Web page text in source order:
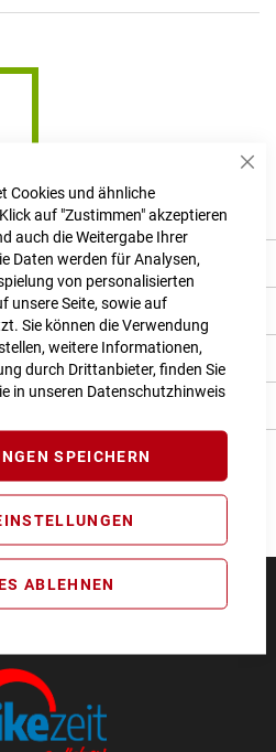
Cookies und ähnliche
auf "Zustimmen" akzeptieren
auch die Weitergabe Ihrer
Daten werden für Analysen,
von personalisierten
unsere Seite, sowie auf
Sie können die Verwendung
weitere Informationen,
durch Drittanbieter, finden Sie
in unseren Datenschutzhinweis
SPEICHERN
ABLEHNEN